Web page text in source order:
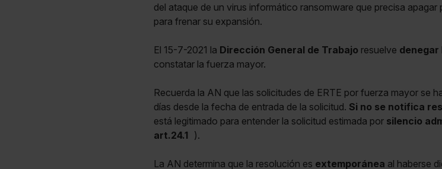
del ataque de un virus informático ransomware que precisa
para frenar su expansión.
El 15-7-2021 la Dirección General de Trabajo resuelve denegar
constatar la fuerza mayor.
Recuerda la AN que las solicitudes de ERTE por fuerza mayor se
días desde la fecha de entrada de la solicitud. Si no se notifica
está legitimado para entender la solicitud estimada por silencio
art.24.1 ).
La AN determina que la resolución es extemporánea al haberse